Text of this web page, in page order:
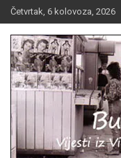
Skip
to
content
Četvrtak, 6 kolovoza, 2026